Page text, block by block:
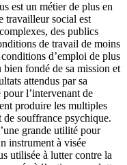
est un métier de plus en
travailleur social est
des publics
de travail de moins
d’emploi de plus
fondé de sa mission et
attendus par sa
l’intervenant de
produire les multiples
de souffrance psychique.
grande utilité pour
instrument à visée
utilisée à lutter contre la